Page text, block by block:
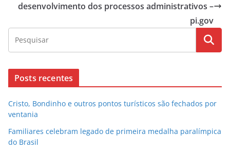
desenvolvimento dos processos administrativos –
pi.gov
Posts recentes
Cristo, Bondinho e outros pontos turísticos são fechados por
ventania
Familiares celebram legado de primeira medalha paralímpica
do Brasil